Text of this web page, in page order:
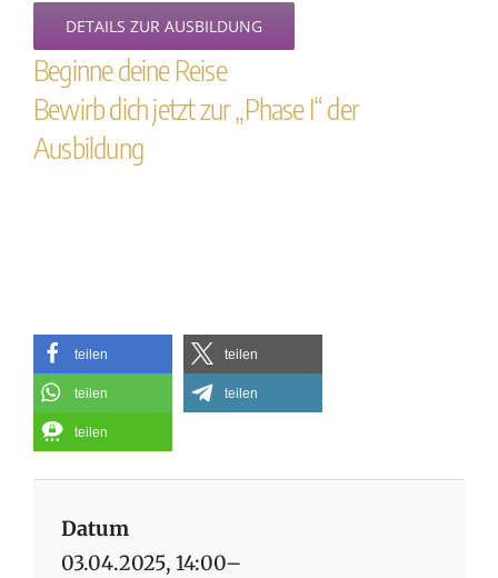
DETAILS ZUR AUSBILDUNG
Beginne deine Reise
Bewirb dich jetzt zur „Phase I“ der
Ausbildung
teilen teilen
teilen teilen
teilen
Datum
03.04.2025, 14:00–